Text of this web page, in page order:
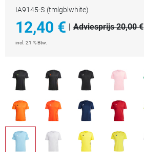
IA9145-S (tmlgblwhite)
12,40 € Adviesprijs 20,00 €
incl. 21 % Btw.